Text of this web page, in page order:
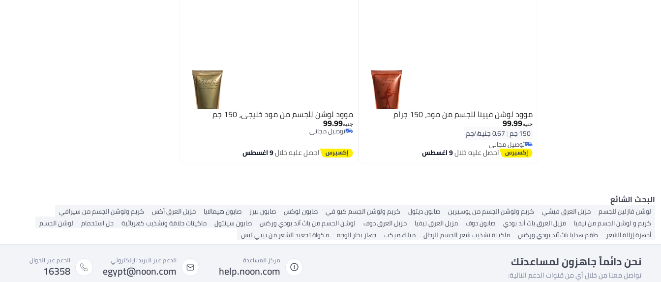
موود لوشن فيينا للجسم من مود، 150 جرام
جنيه99.99
150 جم |
توصيل مجاني
توصيل مجانياحصل عليه خلال9 اغسطس
موود لوشن للجسم من مود خليجي، 150 جم
جنيه99.99
توصيل مجاني
توصيل مجاني
احصل عليه خلال9 اغسطس
البحث الشائع
لوشن فازلين للجسم مزيل العرق فيشي كريم ولوشن الجسم من يوسيرين صابون ديتول كريم ولوشن الجسم كيو في صابون لوكس صابون بيرز صابون هيمالايا مزيل العرق أكس
كريم ولوشن الجسم من سيرافي
كريم و لوشن الجسم من نيفيا
مزيل العرق باث أند بودي صابون دوف مزيل العرق نيفيا مزيل العرق دوف لوشن الجسم من باث آند بودي وركس صابون سينثول ماكينات حلاقة وتشذيب كهربائية جل استحمام
لوشن الجسم
أجهزة إزالة الشعر
طقم هدايا باث آند بودي وركس ماكينة تشذيب شعر الجسم للرجال ميلك ميكب جهاز بخار الوجه مكواة تجعيد الشعر من بيبي ليس
نحن دائماً جاهزون لمساعدتك
تواصل معنا من خلال أي من قنوات الدعم التالية:
مركز المساعدة
help.noon.com
الدعم عبر البريد الإلكتروني
egypt@noon.com
الدعم عبر الجوال
16358